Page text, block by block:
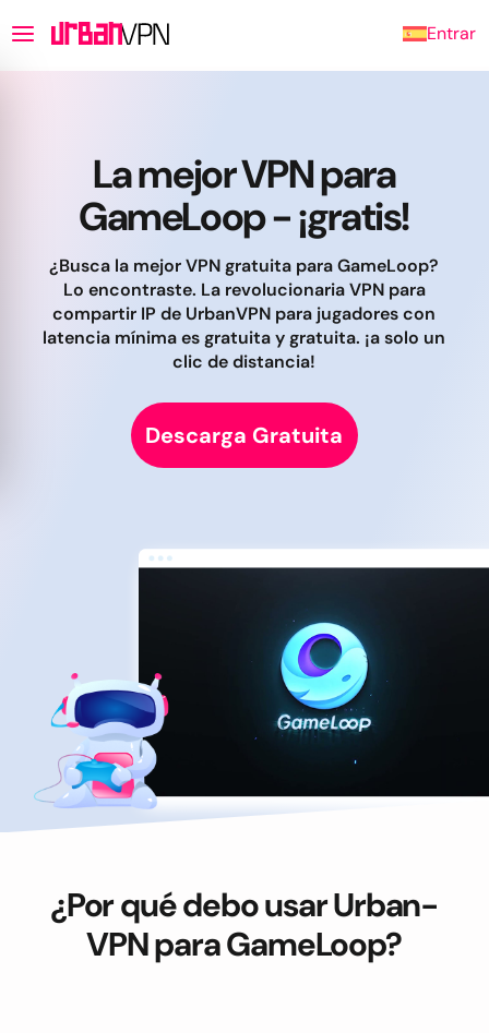
Entrar
La mejor VPN para
GameLoop - ¡gratis!
¿Busca la mejor VPN gratuita para GameLoop?
Lo encontraste. La revolucionaria VPN para
compartir IP de UrbanVPN para jugadores con
latencia mínima es gratuita y gratuita. ¡a solo un
clic de distancia!
Descarga Gratuita
¿Por qué debo usar Urban-
VPN para GameLoop?